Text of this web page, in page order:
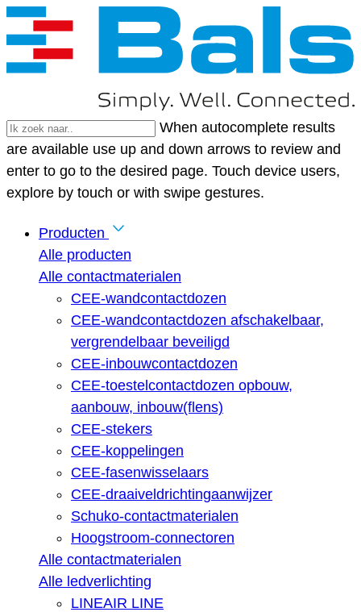
When autocomplete results
are available use up and down arrows to review and
enter to go to the desired page. Touch device users,
explore by touch or with swipe gestures.
Producten
Alle producten
Alle contactmaterialen
CEE-wandcontactdozen
CEE-wandcontactdozen afschakelbaar,
vergrendelbaar beveiligd
CEE-inbouwcontactdozen
CEE-toestelcontactdozen opbouw,
aanbouw, inbouw(flens)
CEE-stekers
CEE-koppelingen
CEE-fasenwisselaars
CEE-draaiveldrichtingaanwijzer
Schuko-contactmaterialen
Hoogstroom-connectoren
Alle contactmaterialen
Alle ledverlichting
LINEAIR LINE